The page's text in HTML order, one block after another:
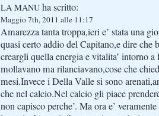
LA MANU ha scritto:
Maggio 7th, 2011 alle 11:17
Amarezza tanta troppa,ieri e’ stata una
quasi certo addio del Capitano,e dire che
creargli quella energia e vitalita’ intorno
mollavano ma rilanciavano,cose che
mesi.Invece i Della Valle si sono
che nel calcio.Nel calcio gli piace
non capisco perche’. Ma ora e’